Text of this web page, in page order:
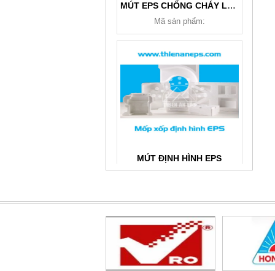
MÚT EPS CHỐNG CHÁY LAN
Mã sản phẩm:
MÚT ĐỊNH HÌNH EPS